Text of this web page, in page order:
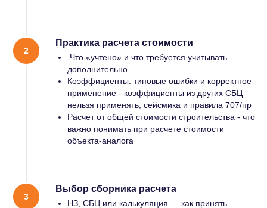
Практика расчета стоимости
Что «учтено» и что требуется учитывать
дополнительно
Коэффициенты: типовые ошибки и корректное
применение - коэффициенты из других СБЦ
нельзя применять, сейсмика и правила 707/пр
Расчет от общей стоимости строительства - что
важно понимать при расчете стоимости
объекта-аналога
Выбор сборника расчета
НЗ, СБЦ или калькуляция — как принять
ИСУПБ. Пожарная безопасность